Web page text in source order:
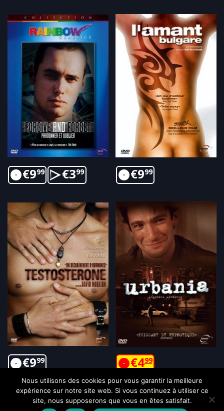
€999 €399 €999
€999 €499
Nous utilisons des cookies pour vous garantir la meilleure
expérience sur notre site web. Si vous continuez à utiliser ce
site, nous supposerons que vous en êtes satisfait.